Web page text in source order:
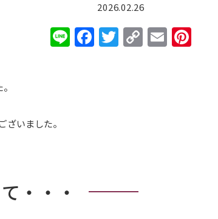
2026.02.26
LineFacebook
Twitter
Copy
Link
Email
ざいました。
・・・